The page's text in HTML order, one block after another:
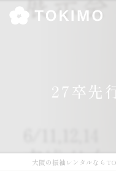
27卒先
大阪の振袖レンタルなら